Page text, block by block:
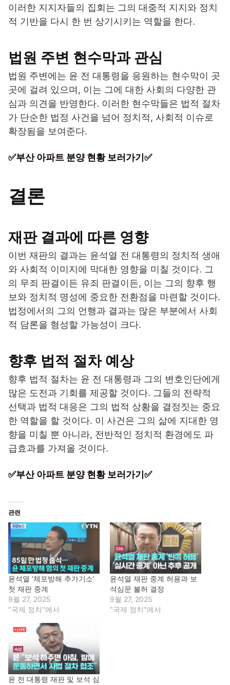
이러한 지지자들의 집회는 그의 대중적 지지와 정치
적 기반을 다시 한 번 상기시키는 역할을 한다.
법원 주변 현수막과 관심
법원 주변에는 윤 전 대통령을 응원하는 현수막이 곳
곳에 걸려 있으며, 이는 그에 대한 사회의 다양한 관
심과 의견을 반영한다. 이러한 현수막들은 법적 절차
가 단순한 법정 사건을 넘어 정치적, 사회적 이슈로
확장됨을 보여준다.
✅부산 아파트 분양 현황 보러가기✅
결론
재판 결과에 따른 영향
이번 재판의 결과는 윤석열 전 대통령의 정치적 생애
와 사회적 이미지에 막대한 영향을 미칠 것이다. 그
의 무죄 판결이든 유죄 판결이든, 이는 그의 향후 행
보와 정치적 명성에 중요한 전환점을 마련할 것이다.
법정에서의 그의 언행과 결과는 많은 부분에서 사회
적 담론을 형성할 가능성이 크다.
향후 법적 절차 예상
향후 법적 절차는 윤 전 대통령과 그의 변호인단에게
많은 도전과 기회를 제공할 것이다. 그들의 전략적
선택과 법적 대응은 그의 법적 상황을 결정짓는 중요
한 역할을 할 것이다. 이 사건은 그의 삶에 지대한 영
향을 미칠 뿐 아니라, 전반적인 정치적 환경에도 파
급효과를 가져올 것이다.
✅부산 아파트 분양 현황 보러가기✅
관련
윤석열 ‘체포방해 추가기소’
첫 재판 중계
9월 27, 2025
"국제 정치"에서
윤석열 재판 중계 허용과 보
석심문 불허 결정
9월 27, 2025
"국제 정치"에서
윤 전 대통령 재판 및 보석 심